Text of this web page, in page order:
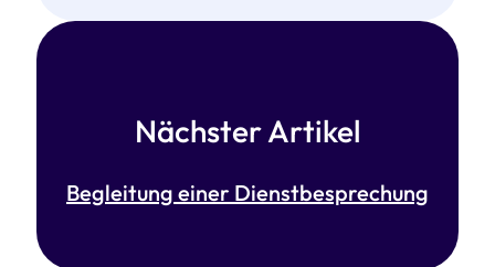
Nächster Artikel
Begleitung einer Dienstbesprechung